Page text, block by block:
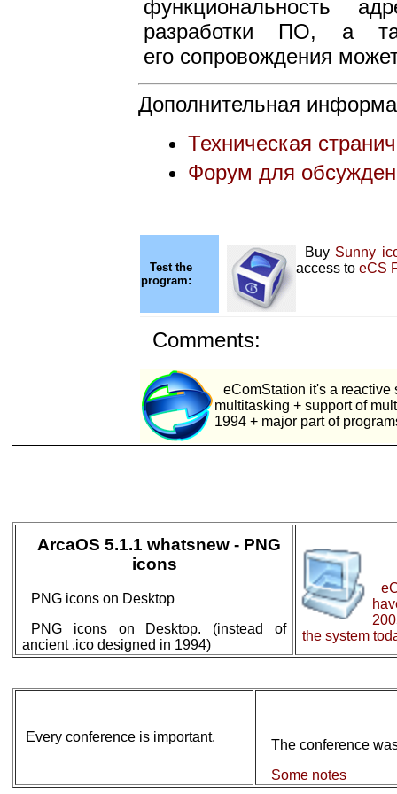
функциональность
разработки ПО, а
его сопровождения
Дополнительная
Техническая
Форум для
Test the
program:
Buy Sunny
access to eCS
Comments:
eComStation it's a reactive
multitasking + support of
1994 + major part of
ArcaOS 5.1.1 whatsnew - PNG
icons
PNG icons on Desktop
PNG icons on Desktop. (instead of
ancient .ico designed in 1994)
the system
Every conference is important.
The conference
Some notes